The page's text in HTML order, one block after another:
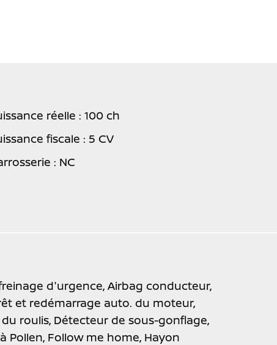
réelle : 100 ch
fiscale : 5 CV
: NC
d'urgence, Airbag conducteur,
et redémarrage auto. du moteur,
roulis, Détecteur de sous-gonflage,
Pollen, Follow me home, Hayon